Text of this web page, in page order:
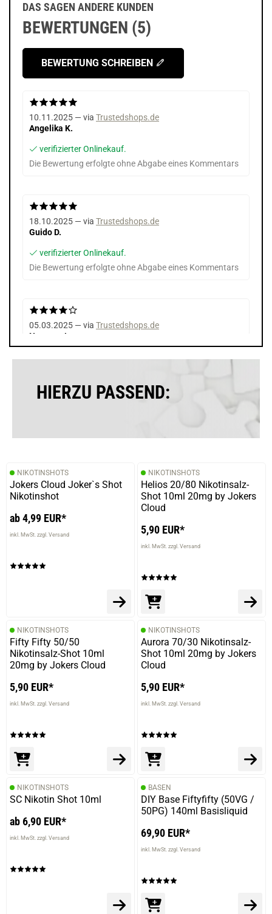
DAS SAGEN ANDERE KUNDEN
BEWERTUNGEN (5)
BEWERTUNG SCHREIBEN
10.11.2025 — via Trustedshops.de
Angelika K.
verifizierter Onlinekauf.
Die Bewertung erfolgte ohne Abgabe eines Kommentars
18.10.2025 — via Trustedshops.de
Guido D.
verifizierter Onlinekauf.
Die Bewertung erfolgte ohne Abgabe eines Kommentars
05.03.2025 — via Trustedshops.de
Norman J.
Bianca H.
Die Bewertung erfolgte ohne Abgabe eines Kommentars
Geschrieben von
am 07.03.2024
HIERZU PASSEND:
NIKOTINSHOTS
Jokers Cloud Joker`s Shot
Nikotinshot
ab 4,99 EUR*
inkl. MwSt. zzgl. Versand
NIKOTINSHOTS
Helios 20/80 Nikotinsalz-
Shot 10ml 20mg by Jokers
Cloud
5,90 EUR*
inkl. MwSt. zzgl. Versand
NIKOTINSHOTS
Fifty Fifty 50/50
Nikotinsalz-Shot 10ml
20mg by Jokers Cloud
5,90 EUR*
inkl. MwSt. zzgl. Versand
NIKOTINSHOTS
Aurora 70/30 Nikotinsalz-
Shot 10ml 20mg by Jokers
Cloud
5,90 EUR*
inkl. MwSt. zzgl. Versand
NIKOTINSHOTS
SC Nikotin Shot 10ml
ab 6,90 EUR*
inkl. MwSt. zzgl. Versand
BASEN
DIY Base Fiftyfifty (50VG /
50PG) 140ml Basisliquid
69,90 EUR*
inkl. MwSt. zzgl. Versand